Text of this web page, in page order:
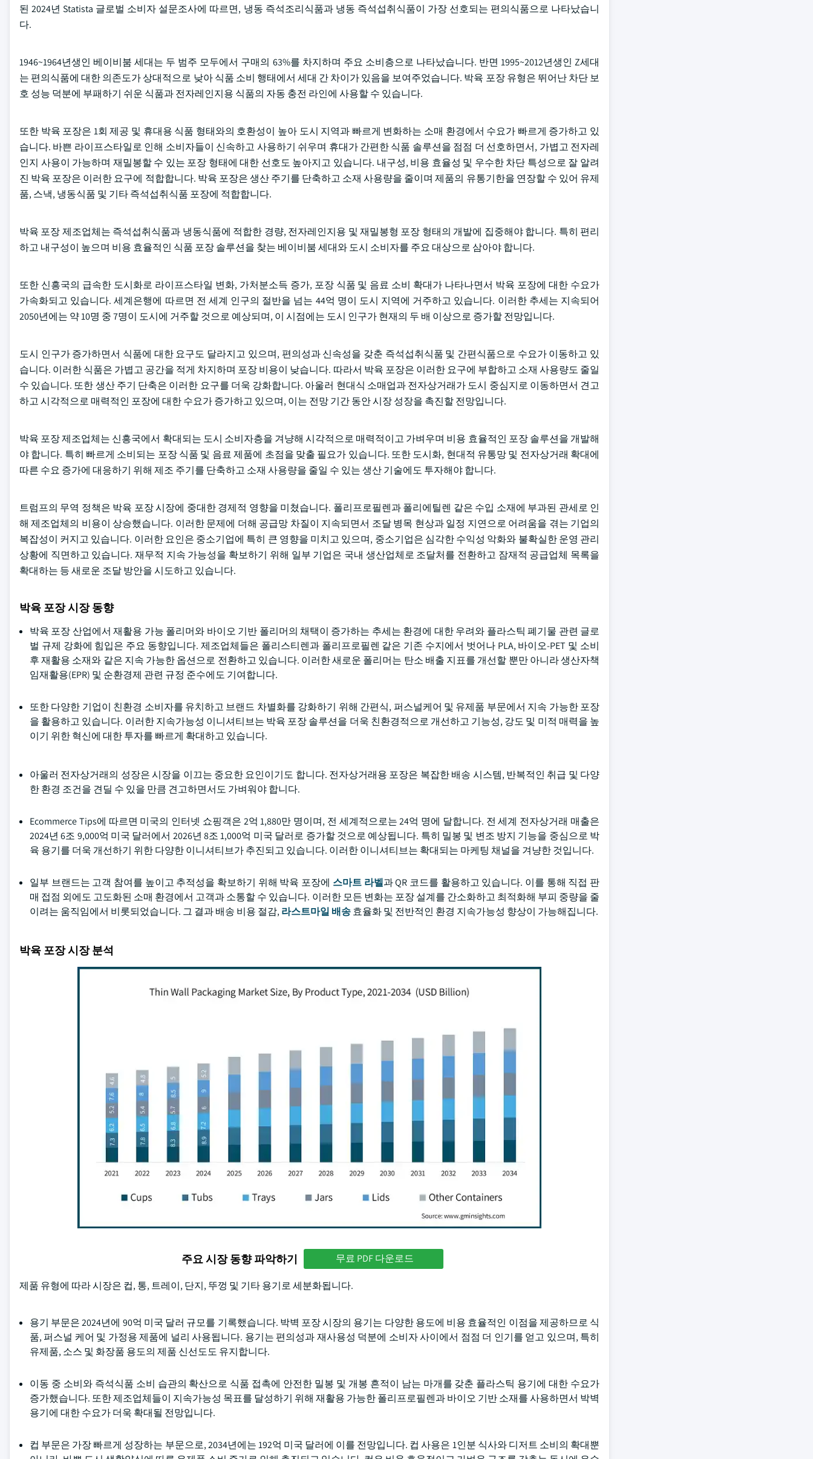
된 2024년 Statista 글로벌 소비자 설문조사에 따르면, 냉동 즉석조리식품과 냉동 즉석섭취식품이 가장 선호되는 편의식품으로 나타났습니
다.
1946~1964년생인 베이비붐 세대는 두 범주 모두에서 구매의 63%를 차지하며 주요 소비층으로 나타났습니다. 반면 1995~2012년생인 Z세대
는 편의식품에 대한 의존도가 상대적으로 낮아 식품 소비 행태에서 세대 간 차이가 있음을 보여주었습니다. 박육 포장 유형은 뛰어난 차단 보
호 성능 덕분에 부패하기 쉬운 식품과 전자레인지용 식품의 자동 충전 라인에 사용할 수 있습니다.
또한 박육 포장은 1회 제공 및 휴대용 식품 형태와의 호환성이 높아 도시 지역과 빠르게 변화하는 소매 환경에서 수요가 빠르게 증가하고 있
습니다. 바쁜 라이프스타일로 인해 소비자들이 신속하고 사용하기 쉬우며 휴대가 간편한 식품 솔루션을 점점 더 선호하면서, 가볍고 전자레
인지 사용이 가능하며 재밀봉할 수 있는 포장 형태에 대한 선호도 높아지고 있습니다. 내구성, 비용 효율성 및 우수한 차단 특성으로 잘 알려
진 박육 포장은 이러한 요구에 적합합니다. 박육 포장은 생산 주기를 단축하고 소재 사용량을 줄이며 제품의 유통기한을 연장할 수 있어 유제
품, 스낵, 냉동식품 및 기타 즉석섭취식품 포장에 적합합니다.
박육 포장 제조업체는 즉석섭취식품과 냉동식품에 적합한 경량, 전자레인지용 및 재밀봉형 포장 형태의 개발에 집중해야 합니다. 특히 편리
하고 내구성이 높으며 비용 효율적인 식품 포장 솔루션을 찾는 베이비붐 세대와 도시 소비자를 주요 대상으로 삼아야 합니다.
또한 신흥국의 급속한 도시화로 라이프스타일 변화, 가처분소득 증가, 포장 식품 및 음료 소비 확대가 나타나면서 박육 포장에 대한 수요가
가속화되고 있습니다. 세계은행에 따르면 전 세계 인구의 절반을 넘는 44억 명이 도시 지역에 거주하고 있습니다. 이러한 추세는 지속되어
2050년에는 약 10명 중 7명이 도시에 거주할 것으로 예상되며, 이 시점에는 도시 인구가 현재의 두 배 이상으로 증가할 전망입니다.
도시 인구가 증가하면서 식품에 대한 요구도 달라지고 있으며, 편의성과 신속성을 갖춘 즉석섭취식품 및 간편식품으로 수요가 이동하고 있
습니다. 이러한 식품은 가볍고 공간을 적게 차지하며 포장 비용이 낮습니다. 따라서 박육 포장은 이러한 요구에 부합하고 소재 사용량도 줄일
수 있습니다. 또한 생산 주기 단축은 이러한 요구를 더욱 강화합니다. 아울러 현대식 소매업과 전자상거래가 도시 중심지로 이동하면서 견고
하고 시각적으로 매력적인 포장에 대한 수요가 증가하고 있으며, 이는 전망 기간 동안 시장 성장을 촉진할 전망입니다.
박육 포장 제조업체는 신흥국에서 확대되는 도시 소비자층을 겨냥해 시각적으로 매력적이고 가벼우며 비용 효율적인 포장 솔루션을 개발해
야 합니다. 특히 빠르게 소비되는 포장 식품 및 음료 제품에 초점을 맞출 필요가 있습니다. 또한 도시화, 현대적 유통망 및 전자상거래 확대에
따른 수요 증가에 대응하기 위해 제조 주기를 단축하고 소재 사용량을 줄일 수 있는 생산 기술에도 투자해야 합니다.
트럼프의 무역 정책은 박육 포장 시장에 중대한 경제적 영향을 미쳤습니다. 폴리프로필렌과 폴리에틸렌 같은 수입 소재에 부과된 관세로 인
해 제조업체의 비용이 상승했습니다. 이러한 문제에 더해 공급망 차질이 지속되면서 조달 병목 현상과 일정 지연으로 어려움을 겪는 기업의
복잡성이 커지고 있습니다. 이러한 요인은 중소기업에 특히 큰 영향을 미치고 있으며, 중소기업은 심각한 수익성 악화와 불확실한 운영 관리
상황에 직면하고 있습니다. 재무적 지속 가능성을 확보하기 위해 일부 기업은 국내 생산업체로 조달처를 전환하고 잠재적 공급업체 목록을
확대하는 등 새로운 조달 방안을 시도하고 있습니다.
박육 포장 시장 동향
박육 포장 산업에서 재활용 가능 폴리머와 바이오 기반 폴리머의 채택이 증가하는 추세는 환경에 대한 우려와 플라스틱 폐기물 관련 글로
벌 규제 강화에 힘입은 주요 동향입니다. 제조업체들은 폴리스티렌과 폴리프로필렌 같은 기존 수지에서 벗어나 PLA, 바이오-PET 및 소비
후 재활용 소재와 같은 지속 가능한 옵션으로 전환하고 있습니다. 이러한 새로운 폴리머는 탄소 배출 지표를 개선할 뿐만 아니라 생산자책
임재활용(EPR) 및 순환경제 관련 규정 준수에도 기여합니다.
또한 다양한 기업이 친환경 소비자를 유치하고 브랜드 차별화를 강화하기 위해 간편식, 퍼스널케어 및 유제품 부문에서 지속 가능한 포장
을 활용하고 있습니다. 이러한 지속가능성 이니셔티브는 박육 포장 솔루션을 더욱 친환경적으로 개선하고 기능성, 강도 및 미적 매력을 높
이기 위한 혁신에 대한 투자를 빠르게 확대하고 있습니다.
아울러 전자상거래의 성장은 시장을 이끄는 중요한 요인이기도 합니다. 전자상거래용 포장은 복잡한 배송 시스템, 반복적인 취급 및 다양
한 환경 조건을 견딜 수 있을 만큼 견고하면서도 가벼워야 합니다.
Ecommerce Tips에 따르면 미국의 인터넷 쇼핑객은 2억 1,880만 명이며, 전 세계적으로는 24억 명에 달합니다. 전 세계 전자상거래 매출은
2024년 6조 9,000억 미국 달러에서 2026년 8조 1,000억 미국 달러로 증가할 것으로 예상됩니다. 특히 밀봉 및 변조 방지 기능을 중심으로 박
육 용기를 더욱 개선하기 위한 다양한 이니셔티브가 추진되고 있습니다. 이러한 이니셔티브는 확대되는 마케팅 채널을 겨냥한 것입니다.
일부 브랜드는 고객 참여를 높이고 추적성을 확보하기 위해 박육 포장에 스마트 라벨과 QR 코드를 활용하고 있습니다. 이를 통해 직접 판
매 접점 외에도 고도화된 소매 환경에서 고객과 소통할 수 있습니다. 이러한 모든 변화는 포장 설계를 간소화하고 최적화해 부피 중량을 줄
이려는 움직임에서 비롯되었습니다. 그 결과 배송 비용 절감, 라스트마일 배송효율화 및 전반적인 환경 지속가능성 향상이 가능해집니다.
박육 포장 시장 분석
주요 시장 동향 파악하기 무료 PDF 다운로드
제품 유형에 따라 시장은 컵, 통, 트레이, 단지, 뚜껑 및 기타 용기로 세분화됩니다.
용기 부문은 2024년에 90억 미국 달러 규모를 기록했습니다. 박벽 포장 시장의 용기는 다양한 용도에 비용 효율적인 이점을 제공하므로 식
품, 퍼스널 케어 및 가정용 제품에 널리 사용됩니다. 용기는 편의성과 재사용성 덕분에 소비자 사이에서 점점 더 인기를 얻고 있으며, 특히
유제품, 소스 및 화장품 용도의 제품 신선도도 유지합니다.
이동 중 소비와 즉석식품 소비 습관의 확산으로 식품 접촉에 안전한 밀봉 및 개봉 흔적이 남는 마개를 갖춘 플라스틱 용기에 대한 수요가
증가했습니다. 또한 제조업체들이 지속가능성 목표를 달성하기 위해 재활용 가능한 폴리프로필렌과 바이오 기반 소재를 사용하면서 박벽
용기에 대한 수요가 더욱 확대될 전망입니다.
컵 부문은 가장 빠르게 성장하는 부문으로, 2034년에는 192억 미국 달러에 이를 전망입니다. 컵 사용은 1인분 식사와 디저트 소비의 확대뿐